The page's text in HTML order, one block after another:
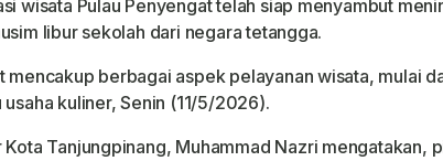
wisata Pulau Penyengat telah siap menyambut
libur sekolah dari negara tetangga.
mencakup berbagai aspek pelayanan wisata, mulai
kuliner, Senin (11/5/2026).
Kota Tanjungpinang, Muhammad Nazri mengatakan,